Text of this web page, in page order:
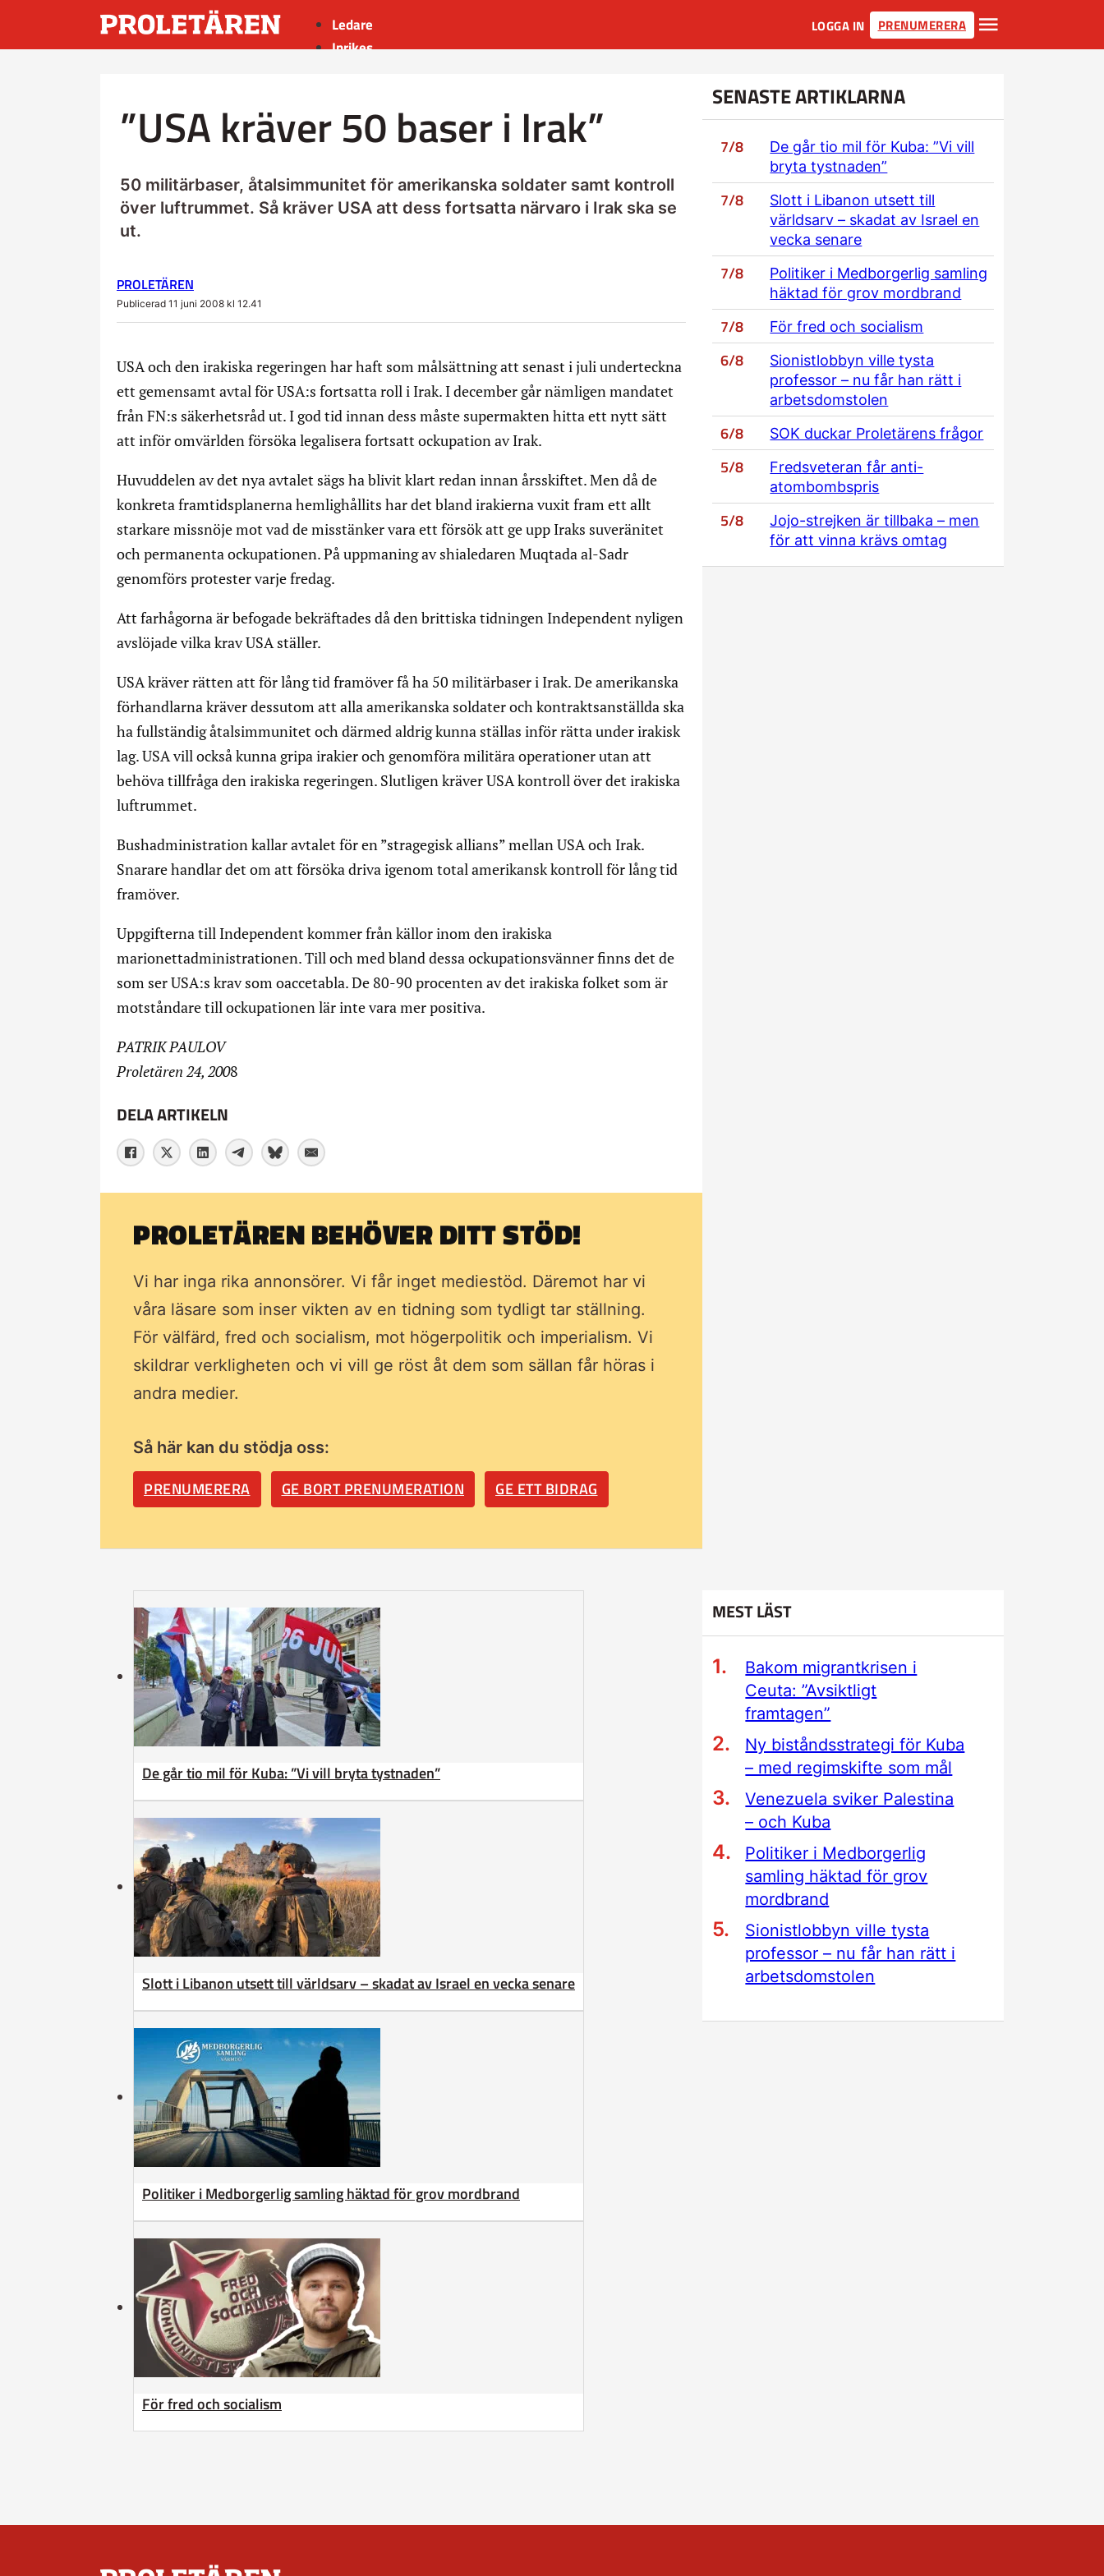
Ledare
Inrikes
Sport
Insänt
LOGGA IN PRENUMERERA
”USA kräver 50 baser i Irak”
50 militärbaser, åtalsimmunitet för amerikanska soldater samt kontroll
över luftrummet. Så kräver USA att dess fortsatta närvaro i Irak ska se
ut.
PROLETÄREN
Publicerad 11 juni 2008 kl 12.41
USA och den irakiska regeringen har haft som målsättning att senast i juli underteckna
ett gemensamt avtal för USA:s fortsatta roll i Irak. I december går nämligen mandatet
från FN:s säkerhetsråd ut. I god tid innan dess måste supermakten hitta ett nytt sätt
att inför omvärlden försöka legalisera fortsatt ockupation av Irak.
Huvuddelen av det nya avtalet sägs ha blivit klart redan innan årsskiftet. Men då de
konkreta framtidsplanerna hemlighållits har det bland irakierna vuxit fram ett allt
starkare missnöje mot vad de misstänker vara ett försök att ge upp Iraks suveränitet
och permanenta ockupationen. På uppmaning av shialedaren Muqtada al-Sadr
genomförs protester varje fredag.
Att farhågorna är befogade bekräftades då den brittiska tidningen Independent nyligen
avslöjade vilka krav USA ställer.
USA kräver rätten att för lång tid framöver få ha 50 militärbaser i Irak. De amerikanska
förhandlarna kräver dessutom att alla amerikanska soldater och kontraktsanställda ska
ha fullständig åtalsimmunitet och därmed aldrig kunna ställas inför rätta under irakisk
lag. USA vill också kunna gripa irakier och genomföra militära operationer utan att
behöva tillfråga den irakiska regeringen. Slutligen kräver USA kontroll över det irakiska
luftrummet.
Bushadministration kallar avtalet för en ”stragegisk allians” mellan USA och Irak.
Snarare handlar det om att försöka driva igenom total amerikansk kontroll för lång tid
framöver.
Uppgifterna till Independent kommer från källor inom den irakiska
marionettadministrationen. Till och med bland dessa ockupationsvänner finns det de
som ser USA:s krav som oaccetabla. De 80-90 procenten av det irakiska folket som är
motståndare till ockupationen lär inte vara mer positiva.
PATRIK PAULOV
Proletären 24, 2008
DELA ARTIKELN
PROLETÄREN BEHÖVER DITT STÖD!
Vi har inga rika annonsörer. Vi får inget mediestöd. Däremot har vi
våra läsare som inser vikten av en tidning som tydligt tar ställning.
För välfärd, fred och socialism, mot högerpolitik och imperialism. Vi
skildrar verkligheten och vi vill ge röst åt dem som sällan får höras i
andra medier.
Så här kan du stödja oss:
PRENUMERERA GE BORT PRENUMERATION GE ETT BIDRAG
SENASTE ARTIKLARNA
7/8
De går tio mil för Kuba: ”Vi vill
bryta tystnaden”
7/8
Slott i Libanon utsett till
världsarv – skadat av Israel en
vecka senare
7/8
Politiker i Medborgerlig samling
häktad för grov mordbrand
7/8 För fred och socialism
6/8
Sionistlobbyn ville tysta
professor – nu får han rätt i
arbetsdomstolen
6/8 SOK duckar Proletärens frågor
5/8
Fredsveteran får anti-
atombombspris
5/8
Jojo-strejken är tillbaka – men
för att vinna krävs omtag
De går tio mil för Kuba: ”Vi vill bryta tystnaden”
Slott i Libanon utsett till världsarv – skadat av Israel en vecka senare
Politiker i Medborgerlig samling häktad för grov mordbrand
För fred och socialism
MEST LÄST
Bakom migrantkrisen i
Ceuta: ”Avsiktligt
framtagen”
Ny biståndsstrategi för Kuba
– med regimskifte som mål
Venezuela sviker Palestina
– och Kuba
Politiker i Medborgerlig
samling häktad för grov
mordbrand
Sionistlobbyn ville tysta
professor – nu får han rätt i
arbetsdomstolen